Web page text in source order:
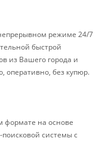
режиме 24/7
быстрой
из Вашего города и
оперативно, без купюр.
формате на основе
системы с